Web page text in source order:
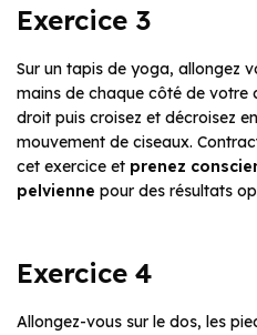
Exercice 3
Sur un tapis de yoga, allongez
mains de chaque côté de votre
droit puis croisez et décroisez
mouvement de ciseaux.
cet exercice et prenez
pelvienne pour des résultats
Exercice 4
Allongez-vous sur le dos, les